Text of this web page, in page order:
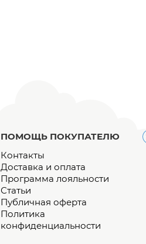
ПОМОЩЬ ПОКУПАТЕЛЮ
Контакты
Доставка и оплата
Программа лояльности
Статьи
Публичная оферта
Политика
конфиденциальности